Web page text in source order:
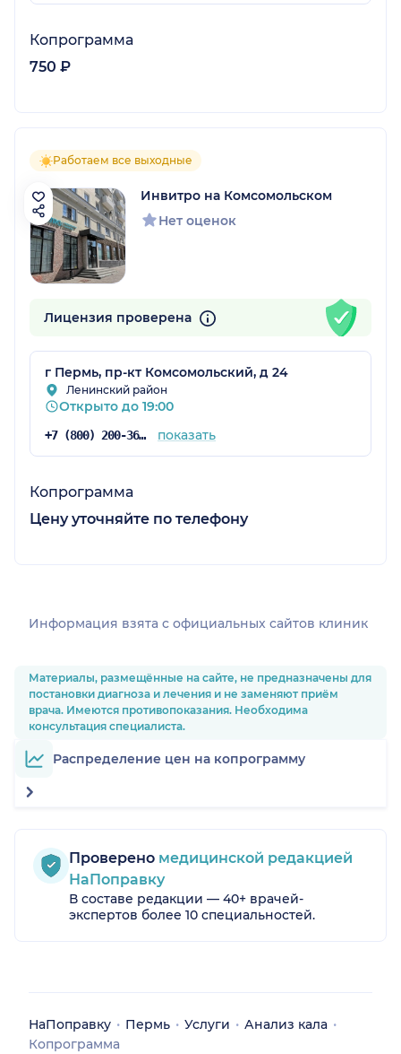
Копрограмма
750 ₽
Работаем все выходные
Инвитро на Комсомольском
Нет оценок
Лицензия проверена
г Пермь, пр-кт Комсомольский, д 24
Ленинский район
Открыто до 19:00
+7 (800) 200-36-30 показать
Копрограмма
Цену уточняйте по телефону
Информация взята c официальных сайтов клиник
Материалы, размещённые на сайте, не предназначены для
постановки диагноза и лечения и не заменяют приём
врача. Имеются противопоказания. Необходима
консультация специалиста.
Распределение цен на копрограмму
Проверено медицинской редакцией
НаПоправку
В составе редакции — 40+ врачей-
экспертов более 10 специальностей.
НаПоправку Пермь Услуги
Анализ кала
Копрограмма